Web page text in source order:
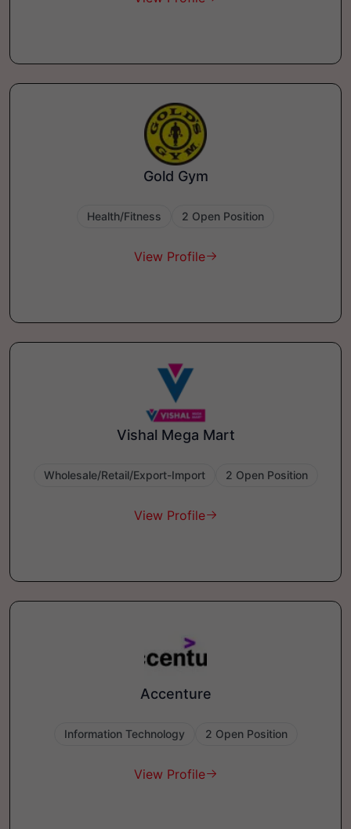
Gold Gym
Health/Fitness 2 Open Position
View Profile
Vishal Mega Mart
Wholesale/Retail/Export-Import 2 Open Position
View Profile
Accenture
Information Technology 2 Open Position
View Profile